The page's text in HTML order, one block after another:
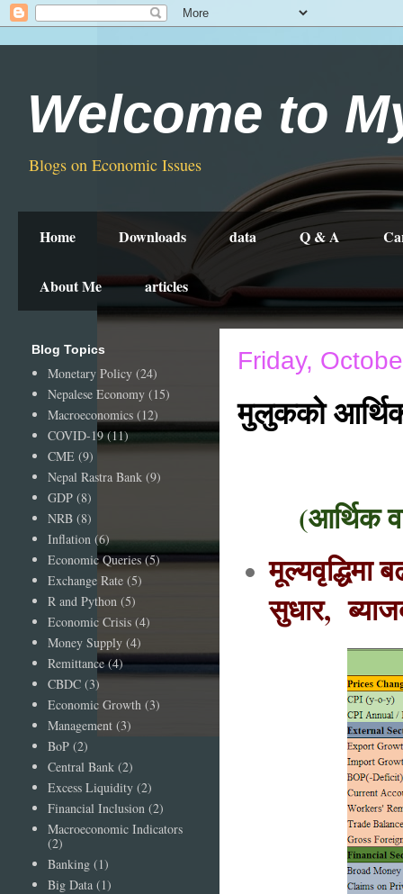
Welcome to
Blogs on Economic Issues
Home Downloads data Q & A
About Me articles
Friday,
मुलुकको
(आर्थिक
मूल्यवृद्धिमा
सुधार,
Blog Topics
Monetary Policy (24)
Nepalese Economy (15)
Macroeconomics (12)
COVID-19 (11)
CME (9)
Nepal Rastra Bank (9)
GDP (8)
NRB (8)
Inflation (6)
Economic Queries (5)
Exchange Rate (5)
R and Python (5)
Economic Crisis (4)
Money Supply (4)
Remittance (4)
CBDC (3)
Economic Growth (3)
Management (3)
BoP (2)
Central Bank (2)
Excess Liquidity (2)
Financial Inclusion (2)
Macroeconomic Indicators
(2)
Banking (1)
Big Data (1)